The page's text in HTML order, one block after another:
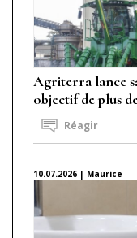
Agriterra lance
objectif de plus
Réagir
10.07.2026 | Maurice